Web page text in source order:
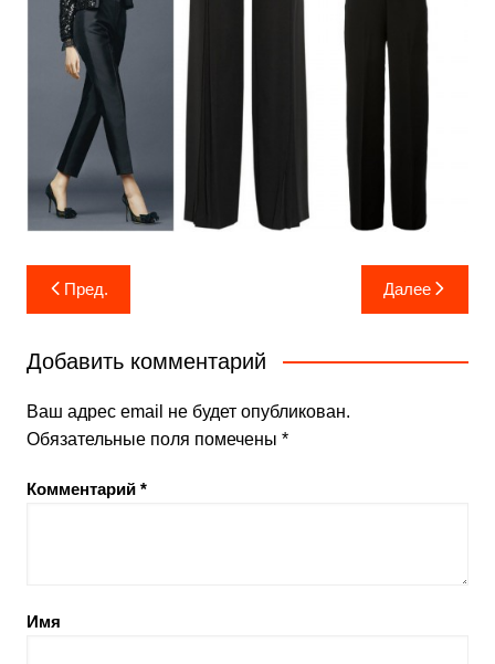
Навигация
по
записям
Пред. Далее
Добавить комментарий
Ваш адрес email не будет опубликован.
Обязательные поля помечены *
Комментарий *
Имя